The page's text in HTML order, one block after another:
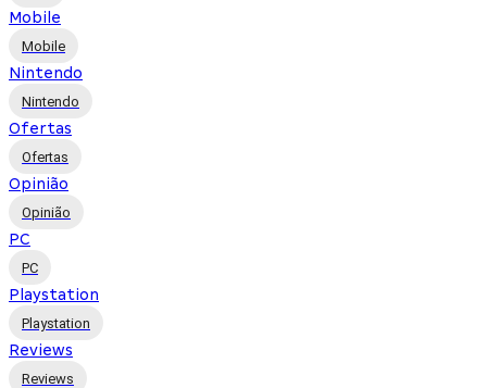
Mobile
Mobile
Nintendo
Nintendo
Ofertas
Ofertas
Opinião
Opinião
PC
PC
Playstation
Playstation
Reviews
Reviews